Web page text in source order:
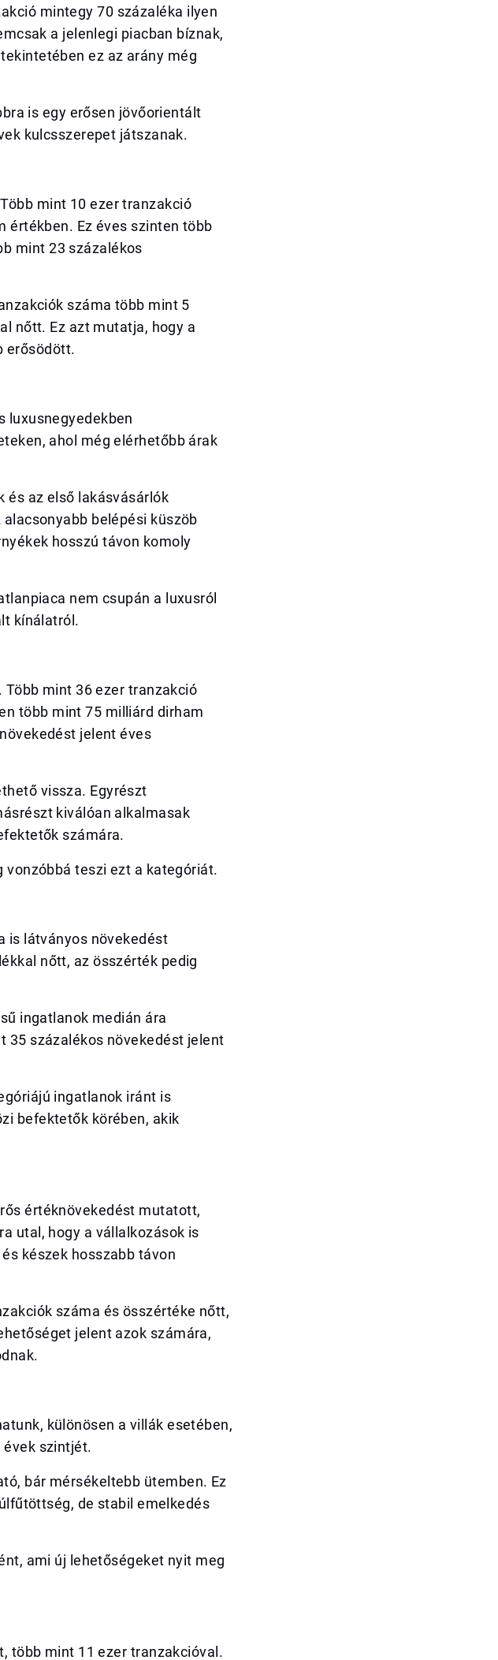
mintegy 70 százaléka ilyen
a jelenlegi piacban bíznak,
ez az arány még
is egy erősen jövőorientált
kulcsszerepet játszanak.
mint 10 ezer tranzakció
értékben. Ez éves szinten több
mint 23 százalékos
száma több mint 5
nőtt. Ez azt mutatja, hogy a
erősödött.
luxusnegyedekben
ahol még elérhetőbb árak
és az első lakásvásárlók
belépési küszöb
hosszú távon komoly
nem csupán a luxusról
kínálatról.
mint 36 ezer tranzakció
több mint 75 milliárd dirham
jelent éves
vissza. Egyrészt
kiválóan alkalmasak
számára.
vonzóbbá teszi ezt a kategóriát.
is látványos növekedést
nőtt, az összérték pedig
ingatlanok medián ára
35 százalékos növekedést jelent
ingatlanok iránt is
befektetők körében, akik
értéknövekedést mutatott,
utal, hogy a vállalkozások is
készek hosszabb távon
száma és összértéke nőtt,
jelent azok számára,
különösen a villák esetében,
évek szintjét.
bár mérsékeltebb ütemben. Ez
de stabil emelkedés
ami új lehetőségeket nyit meg
több mint 11 ezer tranzakcióval.